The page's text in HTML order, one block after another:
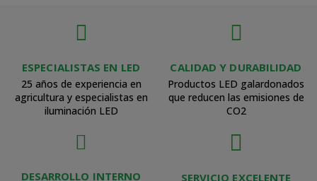
ESPECIALISTAS EN LED
25 años de experiencia en
agricultura y especialistas en
iluminación LED
CALIDAD Y DURABILIDAD
Productos LED galardonados
que reducen las emisiones de
CO2
DESARROLLO INTERNO SERVICIO EXCELENTE